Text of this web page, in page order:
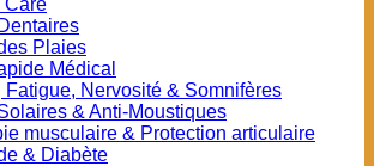
Care
Plaies
Médical
Fatigue, Nervosité & Somnifères
& Anti-Moustiques
musculaire & Protection articulaire
& Diabète